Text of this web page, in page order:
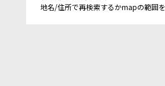
地名/住所で再検索するかmapの範囲を